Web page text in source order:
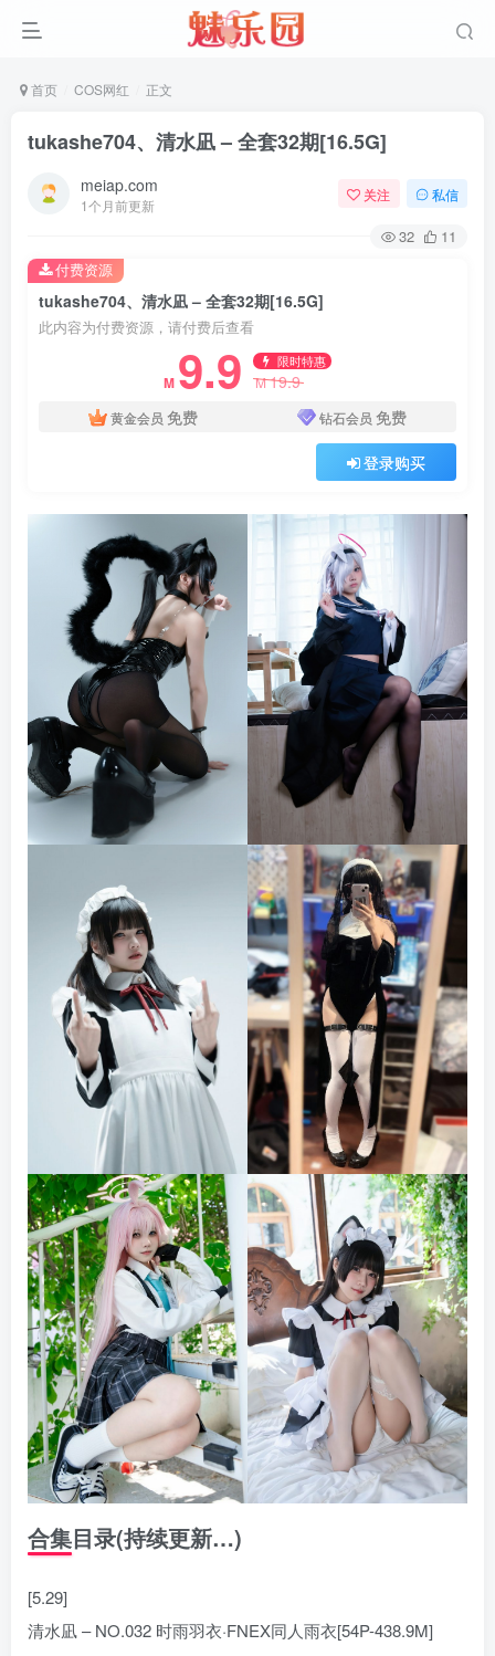
首页 COS网红 正文
tukashe704、清水凪 – 全套32期[16.5G]
meiap.com
1个月前更新
关注 私信
32 11
tukashe704、清水凪 – 全套32期[16.5G]
此内容为付费资源，请付费后查看
M 9.9 限时特惠
M19.9
黄金会员 免费 钻石会员 免费
登录购买
付费资源
合集目录(持续更新…)
[5.29]
清水凪 – NO.032 时雨羽衣·FNEX同人雨衣[54P-438.9M]